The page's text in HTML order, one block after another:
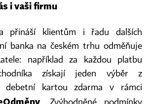
i vaši firmu
přináší klientům i řadu dalších
banka na českém trhu odměňuje
například za každou platbu
získají jeden výběr z
debetní kartou zdarma v rámci